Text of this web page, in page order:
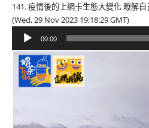
141. 疫情後的上網卡生態大變化 瞭解
(Wed, 29 Nov 2023 19:18:29 GMT)
播
器
00:00